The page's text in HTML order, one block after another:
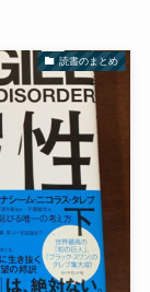
読書のまとめ